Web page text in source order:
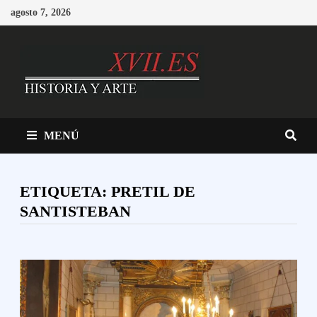
Saltar
al
agosto 7, 2026
MENÚ
ETIQUETA:PRETIL DE
SANTISTEBAN